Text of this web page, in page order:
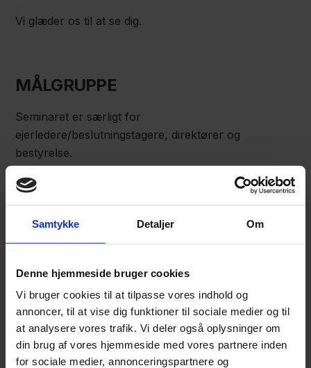
Samtykke Detaljer Om
Denne hjemmeside bruger cookies
Vi bruger cookies til at tilpasse vores indhold og
annoncer, til at vise dig funktioner til sociale medier og til
at analysere vores trafik. Vi deler også oplysninger om
din brug af vores hjemmeside med vores partnere inden
for sociale medier, annonceringspartnere og
Vi glæder os til at se dig.
MÅLGRUPPE
Seminaret er særligt for
ejerledere/beslutningstagere, direktører og
bestyrelse.
TID OG STED
Torsdag den 13. juni 2019 kl. 14.30 – 17.30 i DGI
Huset Vejle, Vestre Engvej ved P-Nord, 7100 Vejle.
arrangementet iKolding den 24. sep.
PROGRAM
14.30 Indtjekning og velkomst